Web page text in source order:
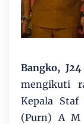
Bangko,
mengikuti
Kepala Staf
(Purn) A M